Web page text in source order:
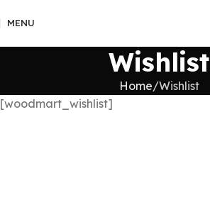
MENU
Wishlist
Home Wishlist
[woodmart_wishlist]